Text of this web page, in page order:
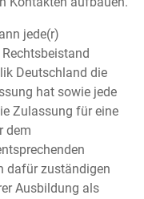
jede(r)
Deutschland die
hat sowie jede
Zulassung für eine
dem
dafür zuständigen
Ausbildung als